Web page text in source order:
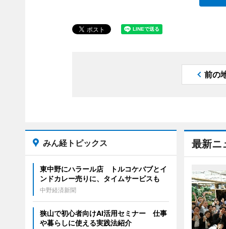
前の
最新ニ
みん経トピックス
東中野にハラール店 トルコケバブとイ
ンドカレー売りに、タイムサービスも
中野経済新聞
狭山で初心者向けAI活用セミナー 仕事
や暮らしに使える実践法紹介